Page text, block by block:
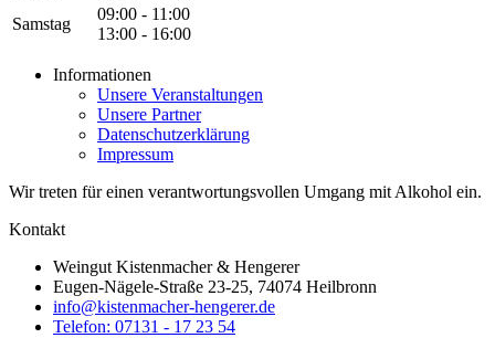
Samstag
09:00 - 11:00
13:00 - 16:00
Informationen
Unsere Veranstaltungen
Unsere Partner
Datenschutzerklärung
Impressum
Wir treten für einen verantwortungsvollen Umgang mit Alkohol ein.
Kontakt
Weingut Kistenmacher & Hengerer
Eugen-Nägele-Straße 23-25, 74074 Heilbronn
info@kistenmacher-hengerer.de
Telefon: 07131 - 17 23 54